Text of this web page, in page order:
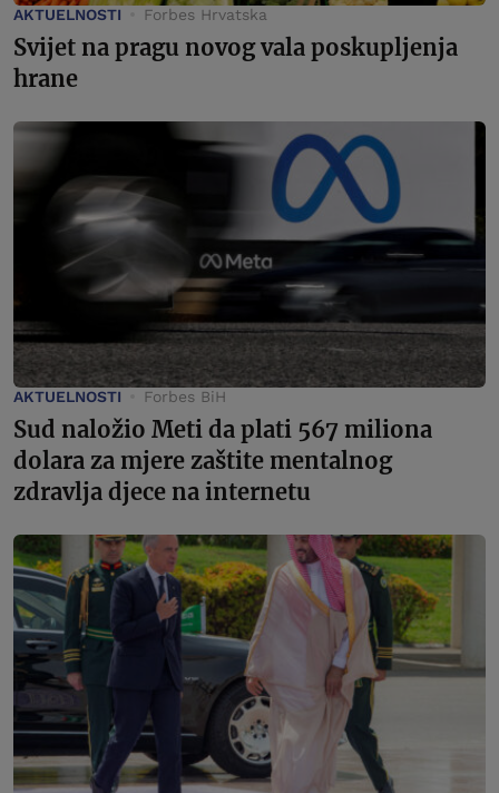
AKTUELNOSTI Forbes Hrvatska
Svijet na pragu novog vala poskupljenja
hrane
AKTUELNOSTI Forbes BiH
Sud naložio Meti da plati 567 miliona
dolara za mjere zaštite mentalnog
zdravlja djece na internetu